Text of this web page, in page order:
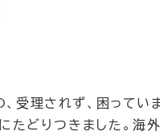
受理されず、困っていま
たどりつきました。海